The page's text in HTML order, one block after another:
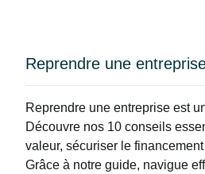
Reprendre une
Reprendre une entreprise est
Découvre nos 10 conseils
valeur, sécuriser le
Grâce à notre guide, navigue